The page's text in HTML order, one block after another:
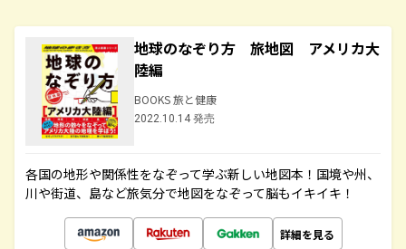
地球のなぞり方 旅地図 アメリカ大
陸編
BOOKS 旅と健康
2022.10.14 発売
各国の地形や関係性をなぞって学ぶ新しい地図本！国境や州、
川や街道、島など旅気分で地図をなぞって脳もイキイキ！
詳細を見る